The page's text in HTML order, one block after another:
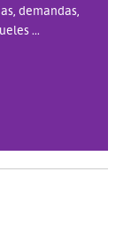
demandas,
...